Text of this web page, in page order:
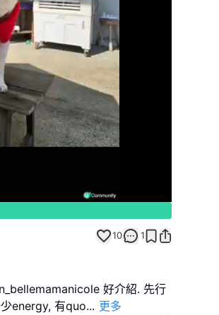
10 1
好介紹. 先行
energy, 有quo... 更多